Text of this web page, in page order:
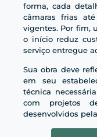
forma, cada
câmaras frias
vigentes. Por fim,
o início reduz
serviço entregue
Sua obra deve
em seu
técnica
com projetos
desenvolvidos